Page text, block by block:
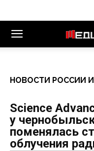
НОВОСТИ РОССИИ
Science
у
поменялась
облучения